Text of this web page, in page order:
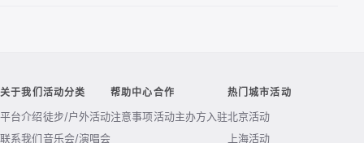
关于我们
平台介绍
联系我们
活动分类
徒步/户外活动
音乐会/演唱会
帮助中心
注意事项
合作
活动主办方入驻
热门城市活动
北京活动
上海活动